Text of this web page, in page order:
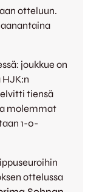
otteluun.
joukkue on
HJK:n
tiensä
molemmat
1-0-
ottelussa